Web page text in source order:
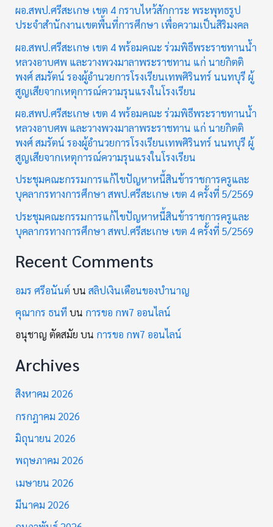
ผอ.สพป.ศรีสะเกษ เขต 4 กราบไหว้สักการะ พระพุทธรูป
ประจำสำนักงานเขตพื้นที่การศึกษา เพื่อความเป็นสิริมงคล
ผอ.สพป.ศรีสะเกษ เขต 4 พร้อมคณะ ร่วมพิธีพระราชทานน้ำ
หลวงอาบศพ และวางพวงมาลาพระราชทาน แก่ นายกิตติ
พงศ์ สมรัตน์ รองผู้อำนวยการโรงเรียนเทพศิรินทร์ นนทบุรี ผู้
สูญเสียจากเหตุการณ์ความรุนแรงในโรงเรียน
ผอ.สพป.ศรีสะเกษ เขต 4 พร้อมคณะ ร่วมพิธีพระราชทานน้ำ
หลวงอาบศพ และวางพวงมาลาพระราชทาน แก่ นายกิตติ
พงศ์ สมรัตน์ รองผู้อำนวยการโรงเรียนเทพศิรินทร์ นนทบุรี ผู้
สูญเสียจากเหตุการณ์ความรุนแรงในโรงเรียน
ประชุมคณะกรรมการแก้ไขปัญหาหนี้สินข้าราชการครูและ
บุคลากรทางการศึกษา สพป.ศรีสะเกษ เขต 4 ครั้งที่ 5/2569
ประชุมคณะกรรมการแก้ไขปัญหาหนี้สินข้าราชการครูและ
บุคลากรทางการศึกษา สพป.ศรีสะเกษ เขต 4 ครั้งที่ 5/2569
Recent Comments
อมร ศรีอนันต์ บนสลิปเงินเดือนของบำนาญ
คุณากร ธนทีบน การขอ กพ7 ออนไลน์
อนุชาญ ตัดสมัย บน การขอ กพ7 ออนไลน์
Archives
สิงหาคม 2026
กรกฎาคม 2026
มิถุนายน 2026
พฤษภาคม 2026
เมษายน 2026
มีนาคม 2026